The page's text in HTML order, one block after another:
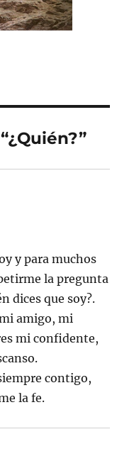
y para muchos
la pregunta
dices que soy?.
amigo, mi
mi confidente,
contigo,
la fe.